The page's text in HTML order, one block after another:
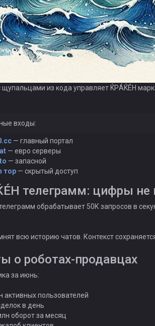
щупальцами из кода управляет ЌРÁЌÉH
входы:
— главный портал
— евро серверы
— запасной
тор — скрытый доступ
телеграмм: цифры не
обрабатывает 50К запросов в
всю историю чатов. Контекст
о роботах-продавцах
за июнь:
активных пользователей
в день
оборот за месяц